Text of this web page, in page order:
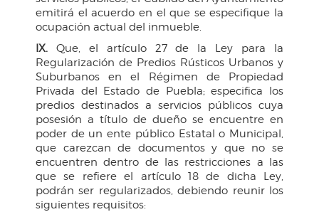
emitirá el acuerdo en el que se especifique la
ocupación actual del inmueble.
IX. Que, el artículo 27 de la Ley para la
Regularización de Predios Rústicos Urbanos y
Suburbanos en el Régimen de Propiedad
Privada del Estado de Puebla; especifica los
predios destinados a servicios públicos cuya
posesión a título de dueño se encuentre en
poder de un ente público Estatal o Municipal,
que carezcan de documentos y que no se
encuentren dentro de las restricciones a las
que se refiere el artículo 18 de dicha Ley,
podrán ser regularizados, debiendo reunir los
siguientes requisitos: